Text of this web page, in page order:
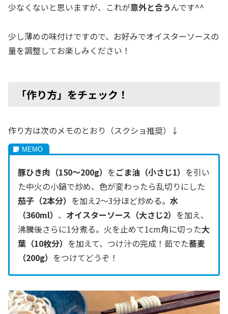
少なくないと思いますが、これが意外と合うんです^^
少し薄めの味付けですので、お好みでオイスターソースの
量を調整してお楽しみください！
「作り方」をチェック！
作り方は次のメモのとおり（スクショ推奨）↓
豚ひき肉（150～200g） をごま油（小さじ1） を引い
た中火の小鍋で炒め、色が変わったら乱切りにした
茄子（2本分） を加え2～3分ほど炒める。 水
（360ml） 、 オイスターソース（大さじ2） を加え、
沸騰後さらに1分煮る。火を止めて1cm角に切った大
葉（10枚分） を加えて、つけ汁の完成！茹でた蕎麦
（200g） をつけてどうぞ！